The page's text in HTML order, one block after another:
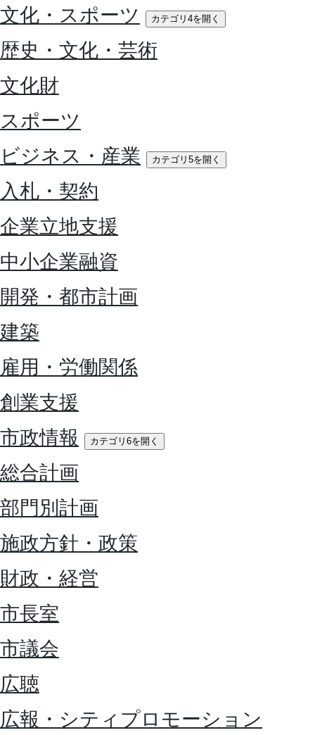
文化・スポーツ
カテゴリ4を開く
歴史・文化・芸術
文化財
スポーツ
ビジネス・産業
カテゴリ5を開く
入札・契約
企業立地支援
中小企業融資
開発・都市計画
建築
雇用・労働関係
創業支援
市政情報
カテゴリ6を開く
総合計画
部門別計画
施政方針・政策
財政・経営
市長室
市議会
広聴
広報・シティプロモーション